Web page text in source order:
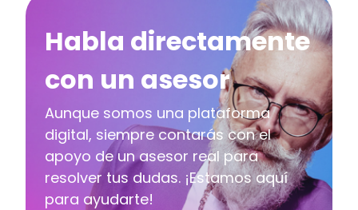
Habla directamente
con un asesor
Aunque somos una plataforma
digital, siempre contarás con el
apoyo de un asesor real para
resolver tus dudas. ¡Estamos aquí
para ayudarte!